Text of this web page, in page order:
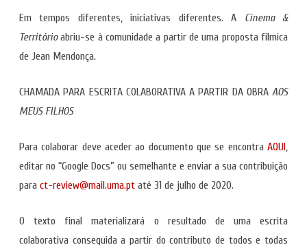
Em tempos diferentes, iniciativas diferentes. A Cinema &
Territórioabriu-se à comunidade a partir de uma proposta filmica
de Jean Mendonça.
CHAMADA PARA ESCRITA COLABORATIVA A PARTIR DA OBRA AOS
MEUS FILHOS
Para colaborar deve aceder ao documento que se encontra AQUI,
editar no “Google Docs” ou semelhante e enviar a sua contribuição
para ct-review@mail.uma.pt até 31 de julho de 2020.
O texto final materializará o resultado de uma escrita
colaborativa conseguida a partir do contributo de todos e todas